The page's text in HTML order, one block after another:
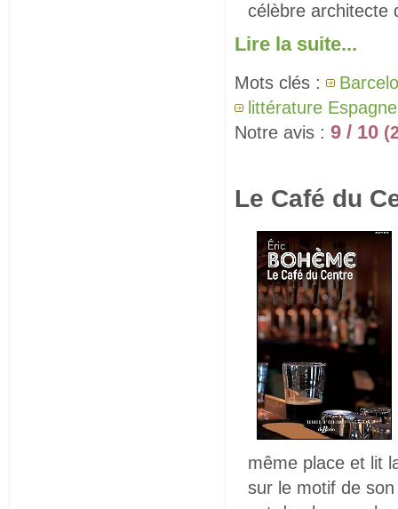
célèbre architecte
Lire la suite...
Mots clés :
littérature Espagne
Notre avis : 9 / 10
Le Café du
même place et lit
sur le motif de